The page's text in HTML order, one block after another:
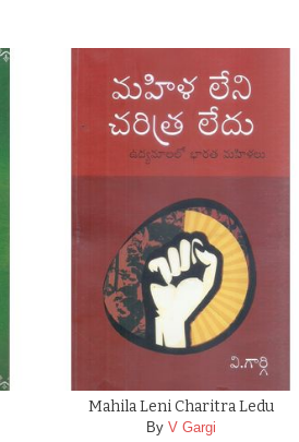
Mahila Leni Charitra Ledu
By V Gargi